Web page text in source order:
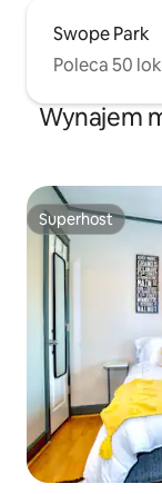
Swope Park
Poleca 50
Wynajem
Superhost
Superhost